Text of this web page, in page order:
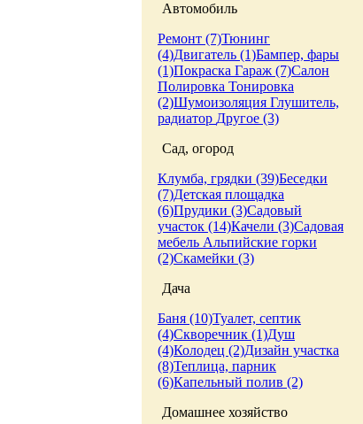
Автомобиль
Ремонт (7)Тюнинг
(4)Двигатель (1)Бампер, фары
(1)Покраска Гараж (7)Салон
Полировка Тонировка
(2)Шумоизоляция Глушитель,
радиатор Другое (3)
Сад, огород
Клумба, грядки (39)Беседки
(7)Детская площадка
(6)Прудики (3)Садовый
участок (14)Качели (3)Садовая
мебель Альпийские горки
(2)Скамейки (3)
Дача
Баня (10)Туалет, септик
(4)Скворечник (1)Душ
(4)Колодец (2)Дизайн участка
(8)Теплица, парник
(6)Капельный полив (2)
Домашнее хозяйство